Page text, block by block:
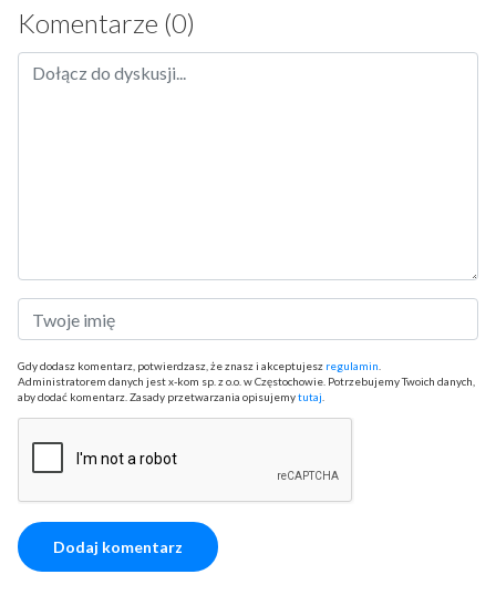
Komentarze (0)
Gdy dodasz komentarz, potwierdzasz, że znasz i akceptujesz regulamin
Administratorem danych jest x-kom sp. z o.o. w Częstochowie. Potrzebujemy Twoich danych,
aby dodać komentarz. Zasady przetwarzania opisujemytutaj